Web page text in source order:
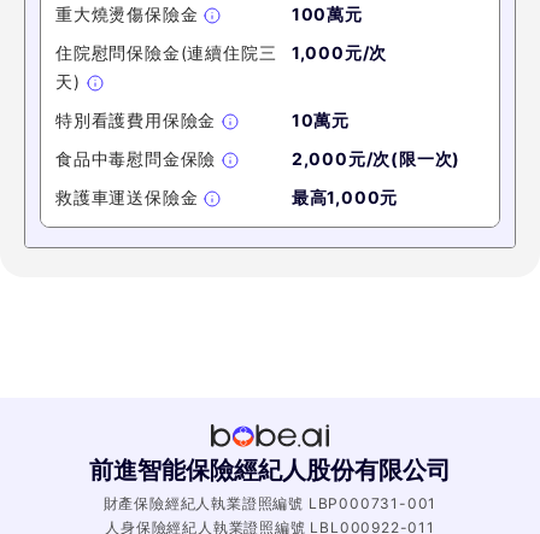
重大燒燙傷保險金
100萬元
住院慰問保險金(連續住院三
天)
1,000元/次
特別看護費用保險金
10萬元
食品中毒慰問金保險
2,000元/次(限一次)
救護車運送保險金
最高1,000元
前進智能保險經紀人股份有限公司
財產保險經紀人執業證照編號 LBP000731-001
人身保險經紀人執業證照編號 LBL000922-011